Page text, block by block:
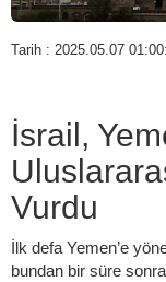
Tarih : 2025.05.07
İsrail,
Vurdu
İlk defa Yemen’e
bundan bir süre